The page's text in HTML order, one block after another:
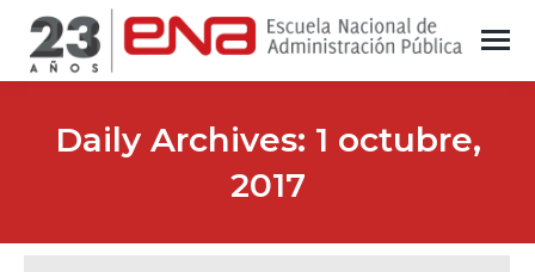
Daily Archives: 1 octubre,
2017